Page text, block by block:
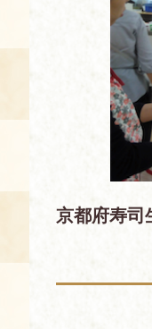
講
あ
京都府寿司